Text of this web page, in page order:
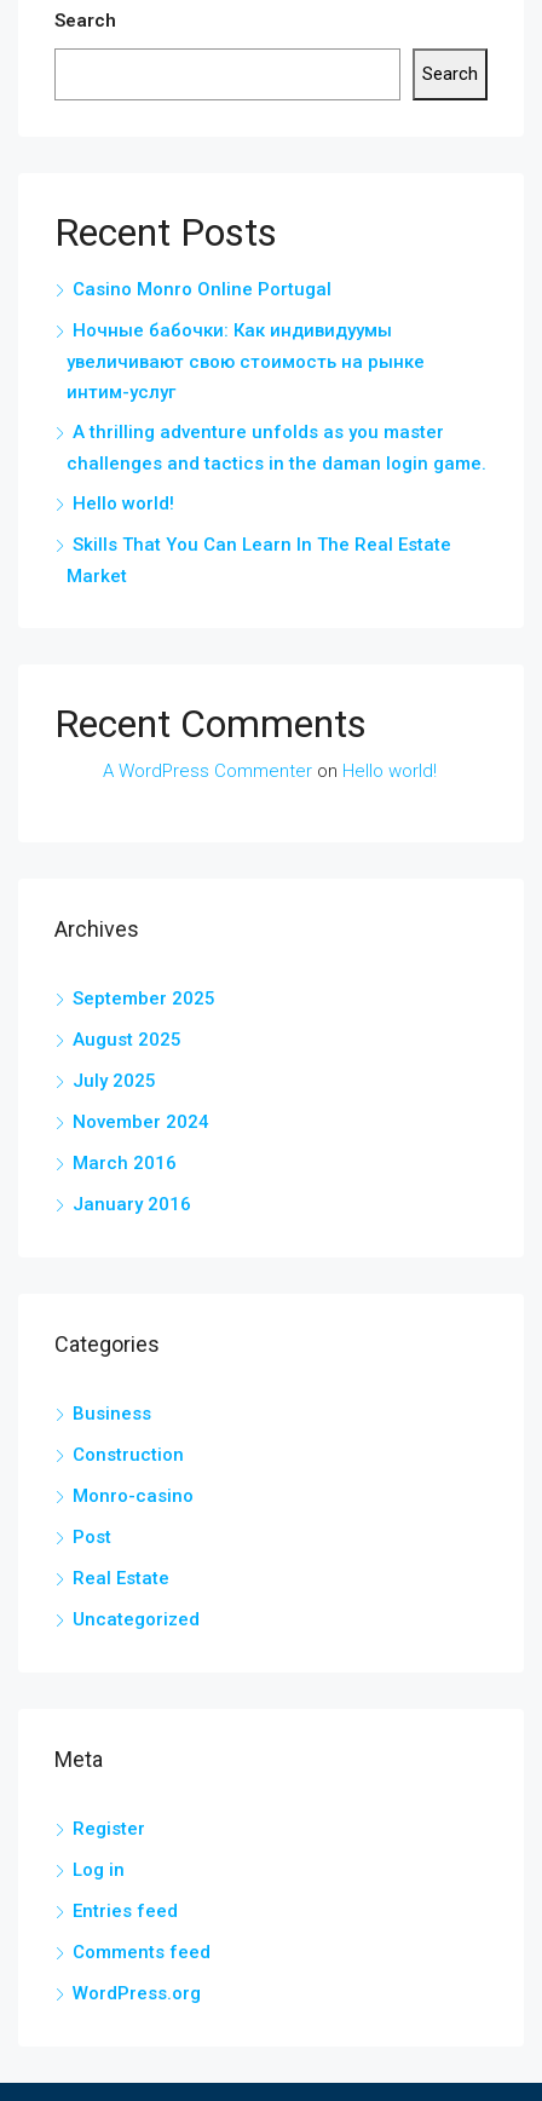
Search
Search
Recent Posts
Casino Monro Online Portugal
Ночные бабочки: Как индивидуумы
увеличивают свою стоимость на рынке
интим-услуг
A thrilling adventure unfolds as you master
challenges and tactics in the daman login game.
Hello world!
Skills That You Can Learn In The Real Estate
Market
Recent Comments
A WordPress Commenter on Hello world!
Archives
September 2025
August 2025
July 2025
November 2024
March 2016
January 2016
Categories
Business
Construction
Monro-casino
Post
Real Estate
Uncategorized
Meta
Register
Log in
Entries feed
Comments feed
WordPress.org